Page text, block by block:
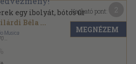
egy ibolyát, bótos úr
Béla ...
Musica
Kapható pont:
MEGNÉZEM